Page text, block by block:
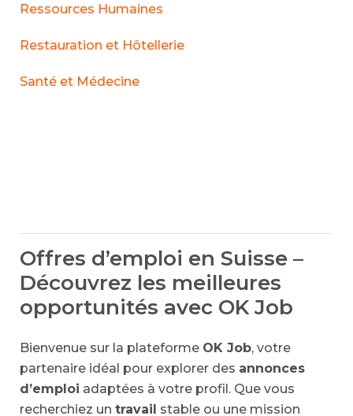
Ressources Humaines
Restauration et Hôtellerie
Santé et Médecine
Offres d’emploi en Suisse –
Découvrez les meilleures
opportunités avec OK Job
Bienvenue sur la plateforme OK Job, votre
partenaire idéal pour explorer des annonces
d’emploi adaptées à votre profil. Que vous
recherchiez un travail stable ou une mission